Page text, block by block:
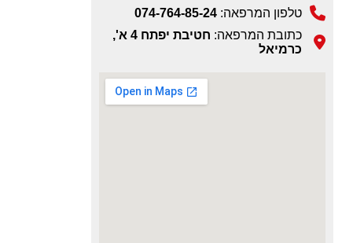
טלפון המרפאה: 074-764-85-24
כתובת המרפאה:
חטיבת יפתח 4 א',
כרמיאל